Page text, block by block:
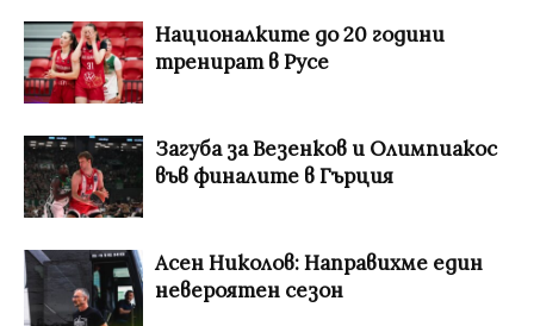
Националките до 20 години
тренират в Русе
Загуба за Везенков и Олимпиакос
във финалите в Гърция
Асен Николов: Направихме един
невероятен сезон